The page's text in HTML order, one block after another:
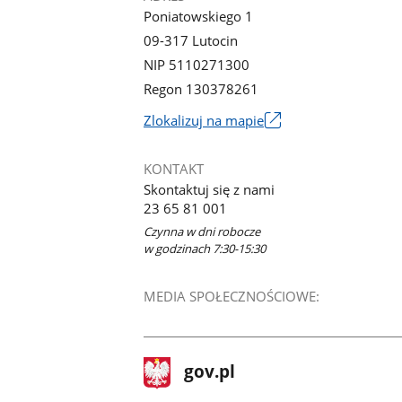
Poniatowskiego 1
09-317 Lutocin
NIP 5110271300
Regon 130378261
Zlokalizuj na mapieLink
nowym
KONTAKT
Skontaktuj się z nami
23 65 81 001
Czynna w dni robocze
w godzinach 7:30-15:30
MEDIA SPOŁECZNOŚCIOWE:
stopka
gov.pl Strona
gov.pl